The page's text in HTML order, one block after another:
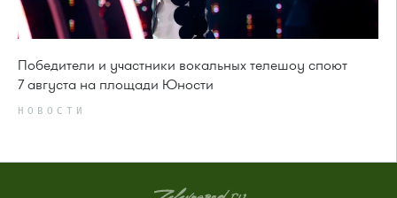
Победители и участники вокальных телешоу споют
7 августа на площади Юности
НОВОСТИ